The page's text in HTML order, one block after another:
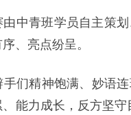
中青班学员自主策
、亮点纷呈。
们精神饱满、妙语
能力成长，反方坚